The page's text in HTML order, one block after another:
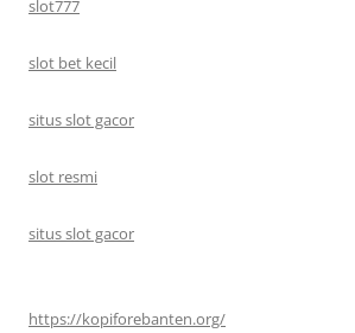
slot777
slot bet kecil
situs slot gacor
slot resmi
situs slot gacor
https://kopiforebanten.org/